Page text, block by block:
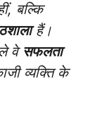
बल्कि
हैं।
वे सफलता
व्यक्ति के